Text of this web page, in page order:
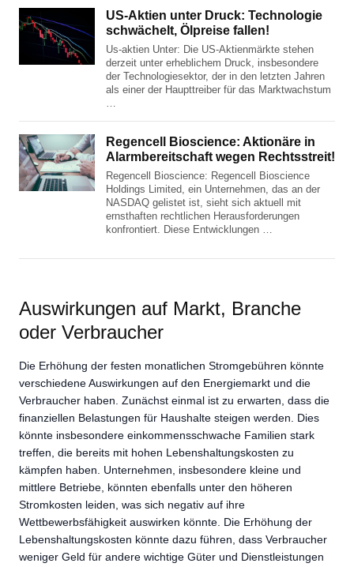
US-Aktien unter Druck: Technologie
schwächelt, Ölpreise fallen!
Us-aktien Unter: Die US-Aktienmärkte stehen
derzeit unter erheblichem Druck, insbesondere
der Technologiesektor, der in den letzten Jahren
als einer der Haupttreiber für das Marktwachstum
Regencell Bioscience: Aktionäre in
Alarmbereitschaft wegen Rechtsstreit!
Regencell Bioscience: Regencell Bioscience
Holdings Limited, ein Unternehmen, das an der
NASDAQ gelistet ist, sieht sich aktuell mit
ernsthaften rechtlichen Herausforderungen
konfrontiert. Diese Entwicklungen …
Auswirkungen auf Markt, Branche
oder Verbraucher
Die Erhöhung der festen monatlichen Stromgebühren könnte
verschiedene Auswirkungen auf den Energiemarkt und die
Verbraucher haben. Zunächst einmal ist zu erwarten, dass die
finanziellen Belastungen für Haushalte steigen werden. Dies
könnte insbesondere einkommensschwache Familien stark
treffen, die bereits mit hohen Lebenshaltungskosten zu
kämpfen haben. Unternehmen, insbesondere kleine und
mittlere Betriebe, könnten ebenfalls unter den höheren
Stromkosten leiden, was sich negativ auf ihre
Wettbewerbsfähigkeit auswirken könnte. Die Erhöhung der
Lebenshaltungskosten könnte dazu führen, dass Verbraucher
weniger Geld für andere wichtige Güter und Dienstleistungen